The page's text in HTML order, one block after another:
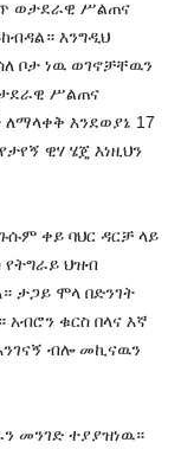
ወታደራዊ ሥልጠና
እንግዲህ
ቦታ ነዉ ወገኖቻቸዉን
ሥልጠና
እንደወያኔ 17
ዊሃ ሄጄ እነዚህን
ቀይ ባህር ዳርቻ ላይ
የትግራይ ህዝብ
ታጋይ ሞላ በድንገት
አብሮን ቁርስ በላና እኛ
ብሎ መኪናዉን
መንገድ ተያያዝነዉ።